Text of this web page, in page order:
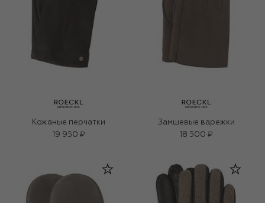
Кожаные перчатки
19 950 ₽
Замшевые варежки
18 500 ₽